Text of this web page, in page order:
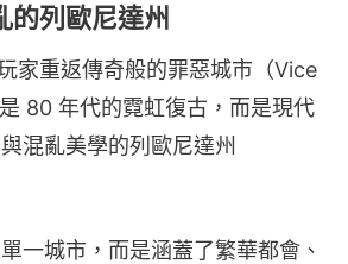
的列歐尼達州
家重返傳奇般的罪惡城市（Vice
80 年代的霓虹復古，而是現代
混亂美學的列歐尼達州
一城市，而是涵蓋了繁華都會、